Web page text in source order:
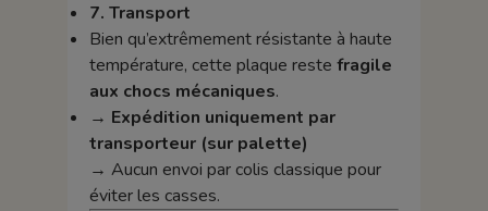
7. Transport
Bien qu’extrêmement résistante à haute
température, cette plaque reste fragile
aux chocs mécaniques.
→ Expédition uniquement par
transporteur (sur palette)
→ Aucun envoi par colis classique pour
éviter les casses.